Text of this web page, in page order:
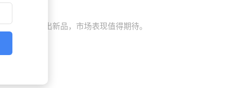
7月左右推出新品，市场表现值得期待。